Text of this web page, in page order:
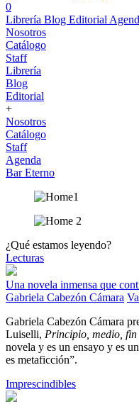
0
Librería Blog Editorial
Nosotros
Catálogo
Staff
Librería
Blog
Editorial
+
Nosotros
Catálogo
Staff
Agenda
Bar Eterno
¿Qué estamos leyendo?
Lecturas
Una novela inmensa que
Gabriela Cabezón Cámara
Gabriela Cabezón Cámara
Luiselli, Principio, medio, fin
novela y es un ensayo y es
es metaficción”.
Imprescindibles